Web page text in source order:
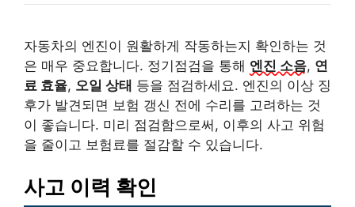
자동차의 엔진이 원활하게 작동하는지 확인하는 것
은 매우 중요합니다. 정기점검을 통해 엔진 소음, 연
료 효율, 오일 상태 등을 점검하세요. 엔진의 이상 징
후가 발견되면 보험 갱신 전에 수리를 고려하는 것
이 좋습니다. 미리 점검함으로써, 이후의 사고 위험
을 줄이고 보험료를 절감할 수 있습니다.
사고 이력 확인